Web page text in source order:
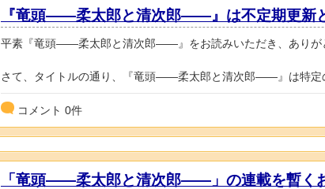
『竜頭――柔太郎と清次郎――』は不定期更新
平素『竜頭――柔太郎と清次郎――』をお読みいただき、ありが
さて、タイトルの通り、『竜頭――柔太郎と清次郎――』は特定
コメント 0件
「竜頭――柔太郎と清次郎――」の連載を暫く